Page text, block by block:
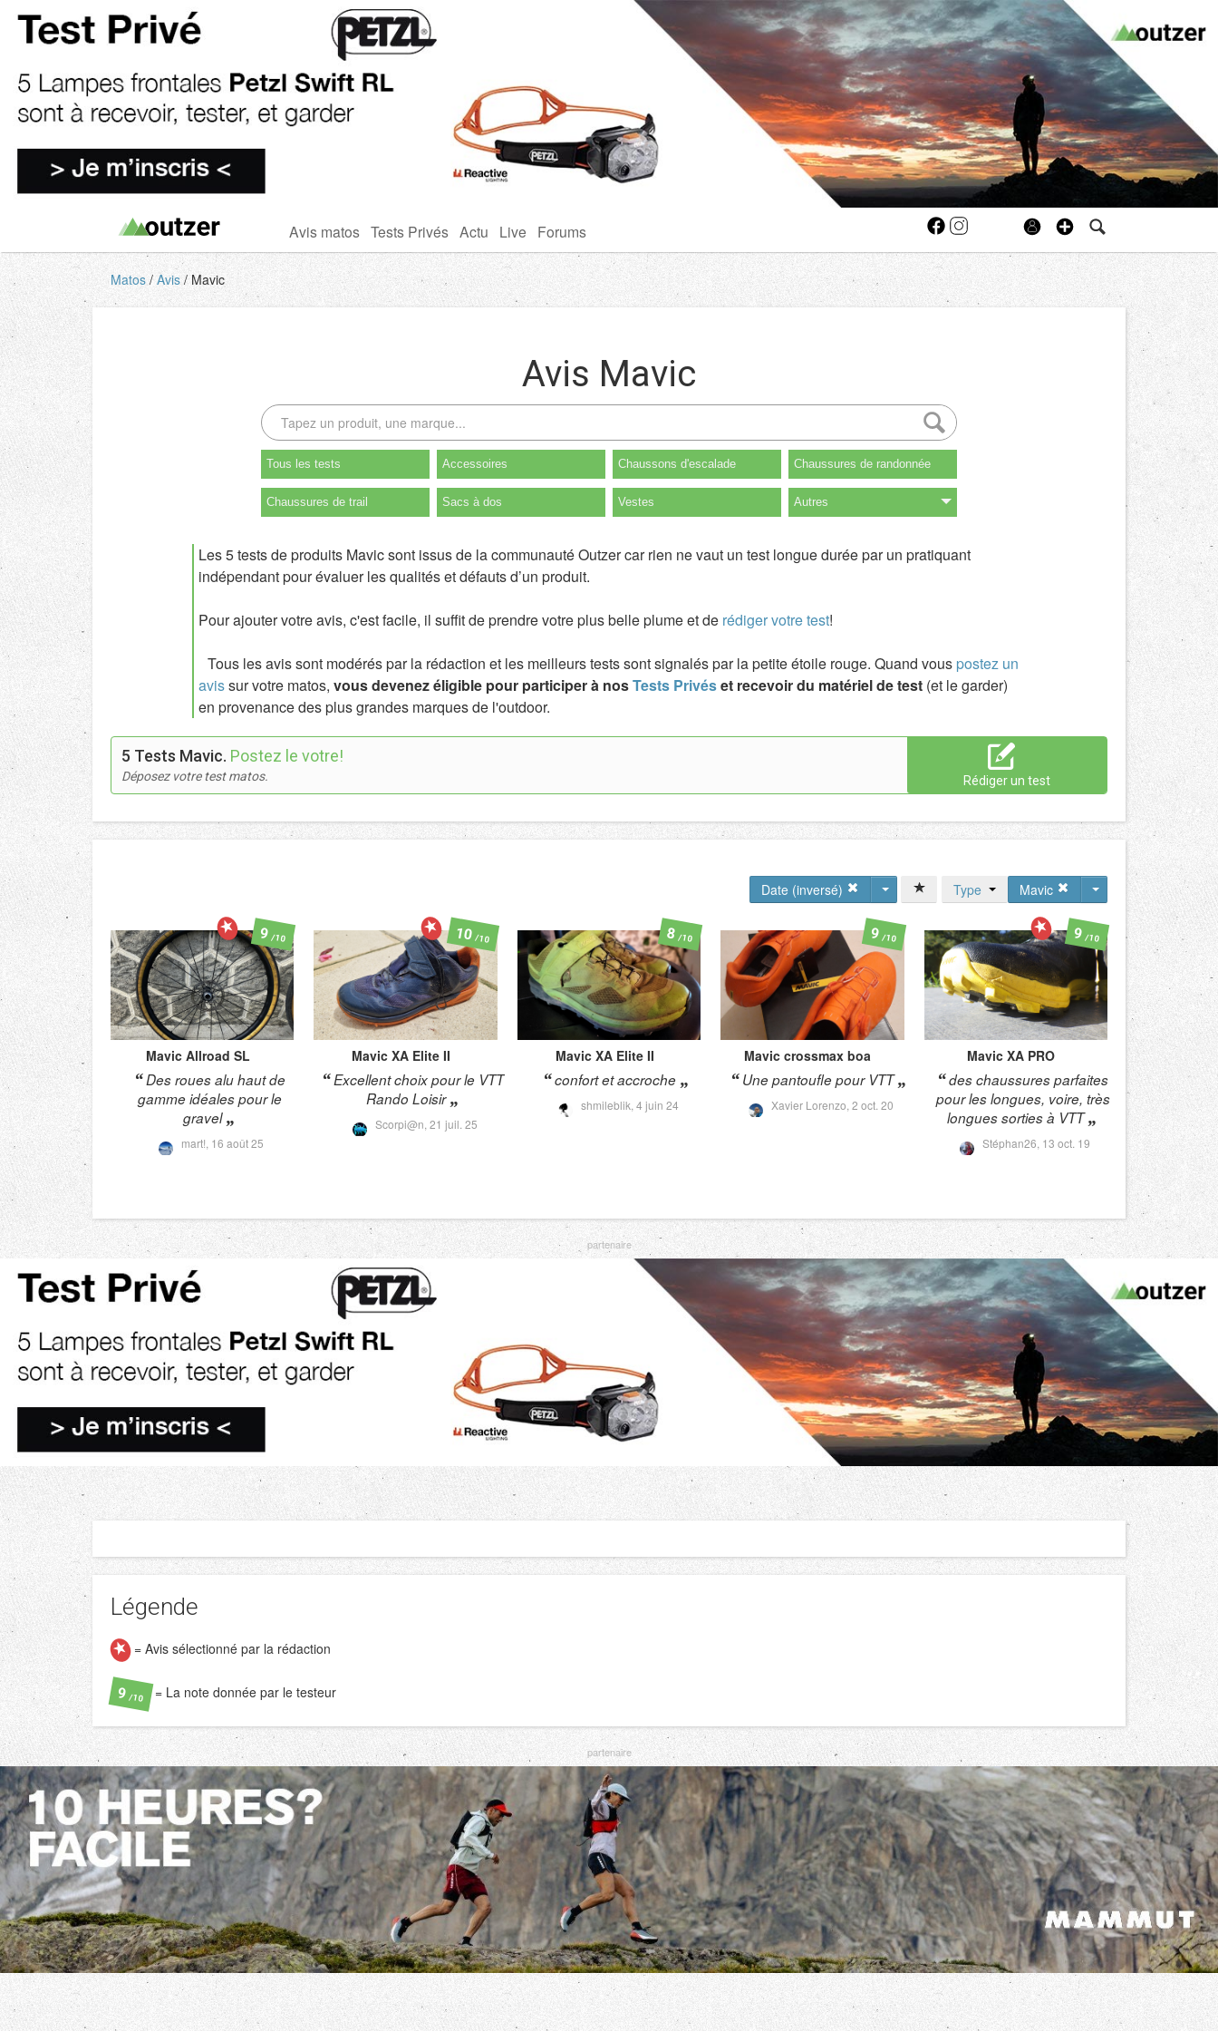
Avis matos Tests Privés Actu Live Forums
Matos Avis Mavic
Avis Mavic
Tous les tests Accessoires Chaussons d'escalade Chaussures de randonnée
Chaussures de trail Sacs à dos Vestes Autres
Les 5 tests de produits Mavic sont issus de la communauté Outzer car rien ne vaut un test longue durée par un pratiquant
indépendant pour évaluer les qualités et défauts d’un produit.
Pour ajouter votre avis, c'est facile, il suffit de prendre votre plus belle plume et de rédiger votre test!
Tous les avis sont modérés par la rédaction et les meilleurs tests sont signalés par la petite étoile rouge. Quand vous postez un
avissur votre matos, vous devenez éligible pour participer à nosTests Privéset recevoir du matériel de test (et le garder)
en provenance des plus grandes marques de l'outdoor.
5 Tests Mavic. Postez le votre!
Déposez votre test matos. Rédiger un test
Date (inversé) Mavic
Type
Mavic Allroad SL
Des roues alu haut de
gamme idéales pour le
gravel
mart!, 16 août 25
9/10
Mavic XA Elite II
Excellent choix pour le VTT
Rando Loisir
Scorpi@n, 21 juil. 25
10/10
Mavic XA Elite II
confort et accroche
shmileblik, 4 juin 24
8/10
Mavic crossmax boa
Une pantoufle pour VTT
Xavier Lorenzo,2 oct. 20
9/10
Mavic XA PRO
des chaussures parfaites
pour les longues, voire, très
longues sorties à VTT
Stéphan26, 13 oct. 19
9/10
Légende
= Avis sélectionné par la rédaction
9/10 = La note donnée par le testeur